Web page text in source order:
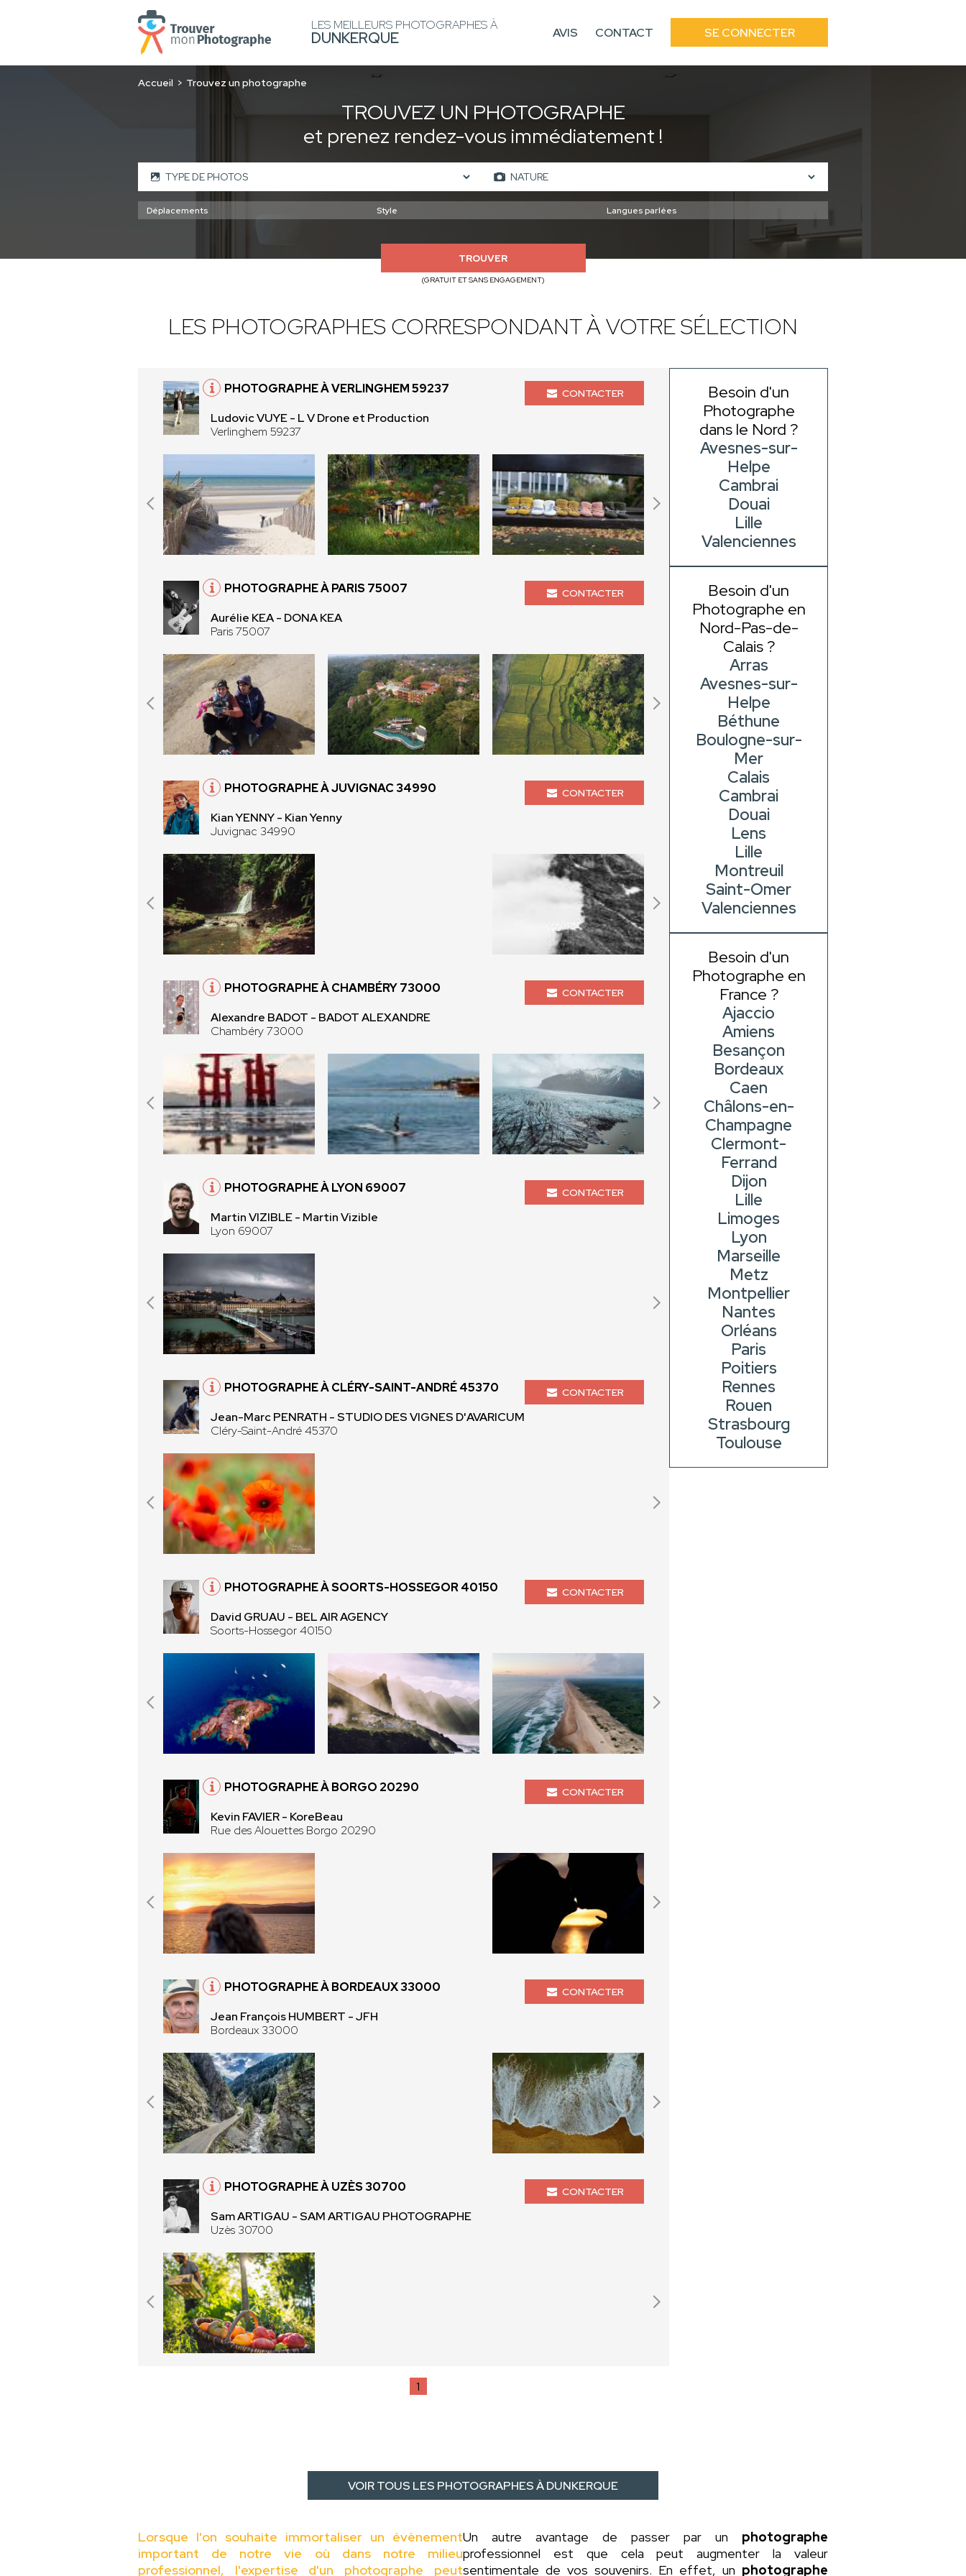
LES MEILLEURS PHOTOGRAPHES À
DUNKERQUE AVIS CONTACT SE CONNECTER
Accueil Trouvez un photographe
TROUVEZ UN PHOTOGRAPHE
et prenez rendez-vous immédiatement !
TROUVER
(GRATUIT ET SANS ENGAGEMENT)
LES PHOTOGRAPHES CORRESPONDANT À VOTRE SÉLECTION
PHOTOGRAPHE À VERLINGHEM 59237
Ludovic VUYE - L V Drone et Production
Verlinghem 59237
CONTACTER
PHOTOGRAPHE À PARIS 75007
Aurélie KEA - DONA KEA
Paris 75007
CONTACTER
PHOTOGRAPHE À JUVIGNAC 34990
Kian YENNY - Kian Yenny
Juvignac 34990
CONTACTER
PHOTOGRAPHE À CHAMBÉRY 73000
Alexandre BADOT - BADOT ALEXANDRE
Chambéry 73000
CONTACTER
PHOTOGRAPHE À LYON 69007
Martin VIZIBLE - Martin Vizible
Lyon 69007
CONTACTER
PHOTOGRAPHE À CLÉRY-SAINT-ANDRÉ 45370
Jean-Marc PENRATH - STUDIO DES VIGNES D'AVARICUM
Cléry-Saint-André 45370
CONTACTER
PHOTOGRAPHE À SOORTS-HOSSEGOR 40150
David GRUAU - BEL AIR AGENCY
Soorts-Hossegor 40150
CONTACTER
PHOTOGRAPHE À BORGO 20290
Kevin FAVIER - KoreBeau
Rue des Alouettes Borgo 20290
CONTACTER
PHOTOGRAPHE À BORDEAUX 33000
Jean François HUMBERT - JFH
Bordeaux 33000
CONTACTER
PHOTOGRAPHE À UZÈS 30700
Sam ARTIGAU - SAM ARTIGAU PHOTOGRAPHE
Uzès 30700
CONTACTER
1
Besoin d'un
Photographe
dans le Nord ?
Avesnes-sur-
Helpe
Cambrai
Douai
Lille
Valenciennes
Besoin d'un
Photographe en
Nord-Pas-de-
Calais ?
Arras
Avesnes-sur-
Helpe
Béthune
Boulogne-sur-
Mer
Calais
Cambrai
Douai
Lens
Lille
Montreuil
Saint-Omer
Valenciennes
Besoin d'un
Photographe en
France ?
Ajaccio
Amiens
Besançon
Bordeaux
Caen
Châlons-en-
Champagne
Clermont-
Ferrand
Dijon
Lille
Limoges
Lyon
Marseille
Metz
Montpellier
Nantes
Orléans
Paris
Poitiers
Rennes
Rouen
Strasbourg
Toulouse
VOIR TOUS LES PHOTOGRAPHES À DUNKERQUE
Lorsque l'on souhaite immortaliser un évènement
important de notre vie où dans notre milieu
professionnel, l'expertise d'un photographe peut
Un autre avantage de passer par un photographe
professionnel est que cela peut augmenter la valeur
sentimentale de vos souvenirs. En effet, un photographe